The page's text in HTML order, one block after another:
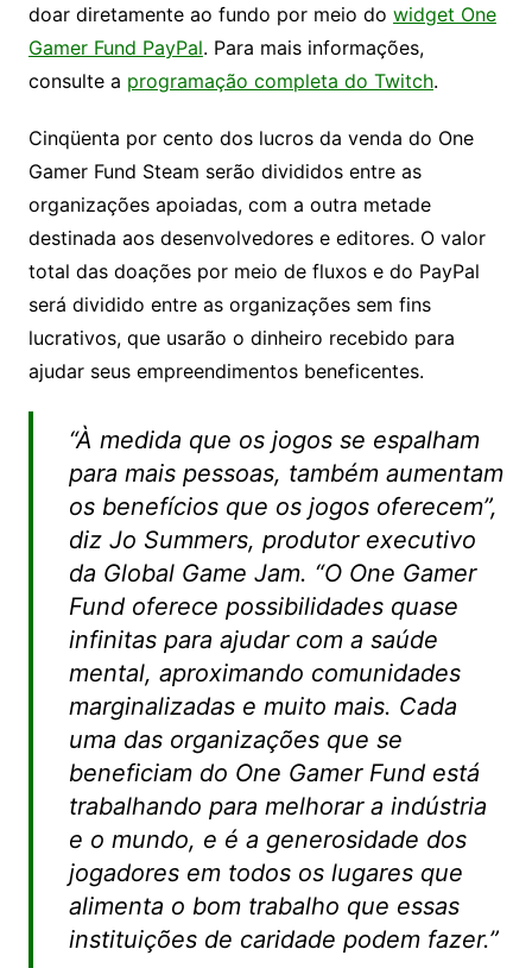
doar diretamente ao fundo por meio do widget One
Gamer Fund PayPal. Para mais informações,
consulte a programação completa do Twitch.
Cinqüenta por cento dos lucros da venda do One
Gamer Fund Steam serão divididos entre as
organizações apoiadas, com a outra metade
destinada aos desenvolvedores e editores. O valor
total das doações por meio de fluxos e do PayPal
será dividido entre as organizações sem fins
lucrativos, que usarão o dinheiro recebido para
ajudar seus empreendimentos beneficentes.
“À medida que os jogos se espalham
para mais pessoas, também aumentam
os benefícios que os jogos oferecem”,
diz Jo Summers, produtor executivo
da Global Game Jam. “O One Gamer
Fund oferece possibilidades quase
infinitas para ajudar com a saúde
mental, aproximando comunidades
marginalizadas e muito mais. Cada
uma das organizações que se
beneficiam do One Gamer Fund está
trabalhando para melhorar a indústria
e o mundo, e é a generosidade dos
jogadores em todos os lugares que
alimenta o bom trabalho que essas
instituições de caridade podem fazer.”